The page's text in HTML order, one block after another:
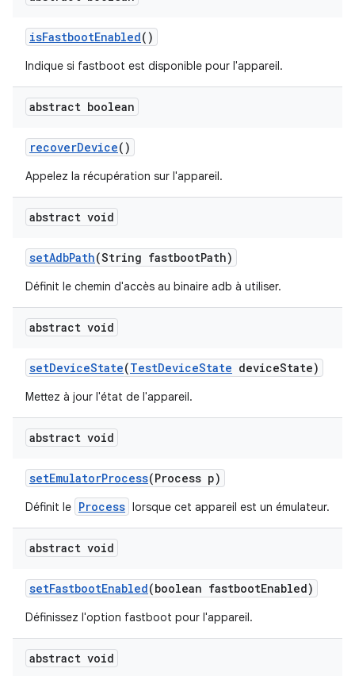
isFastbootEnabled()
Indique si fastboot est disponible pour l'appareil.
abstract boolean
recoverDevice()
Appelez la récupération sur l'appareil.
abstract void
setAdbPath(String fastbootPath)
Définit le chemin d'accès au binaire adb à utiliser.
abstract void
setDeviceState(TestDeviceState deviceState)
Mettez à jour l'état de l'appareil.
abstract void
setEmulatorProcess(Process p)
Définit le Process lorsque cet appareil est un émulateur.
abstract void
setFastbootEnabled(boolean fastbootEnabled)
Définissez l'option fastboot pour l'appareil.
abstract void